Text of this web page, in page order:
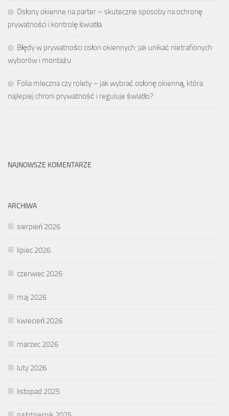
Osłony okienne na parter – skuteczne sposoby na ochronę
prywatności i kontrolę światła
Błędy w prywatności osłon okiennych: jak unikać nietrafionych
wyborów i montażu
Folia mleczna czy rolety – jak wybrać osłonę okienną, która
najlepiej chroni prywatność i reguluje światło?
NAJNOWSZE KOMENTARZE
ARCHIWA
sierpień 2026
lipiec 2026
czerwiec 2026
maj 2026
kwiecień 2026
marzec 2026
luty 2026
listopad 2025